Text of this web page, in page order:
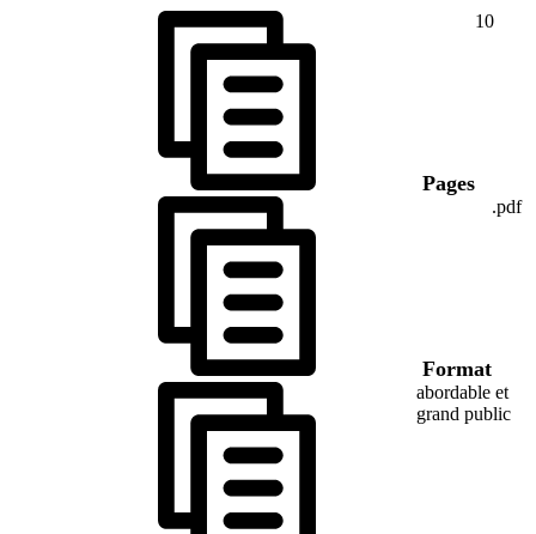
Pages
10
Format
.pdf
abordable et
grand public